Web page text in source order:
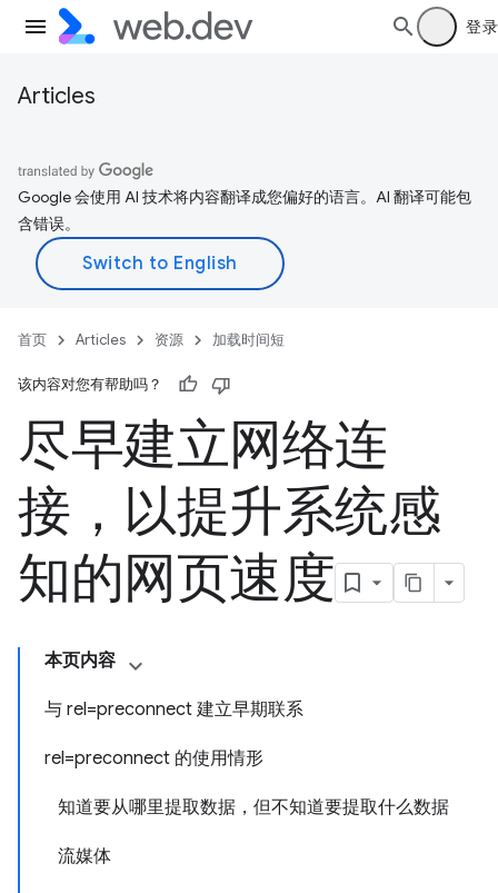
登录
Articles
Google 会使用 AI 技术将内容翻译成您偏好的语言。AI 翻译可能包
含错误。
首页 Articles 资源 加载时间短
该内容对您有帮助吗？
尽早建立网络连
接，以提升系统感
知的网页速度
本页内容
与 rel=preconnect 建立早期联系
rel=preconnect 的使用情形
知道要从哪里提取数据，但不知道要提取什么数据
流媒体